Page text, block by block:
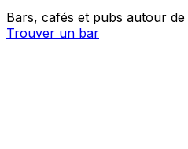
Bars, cafés et pubs autour de
Trouver un bar